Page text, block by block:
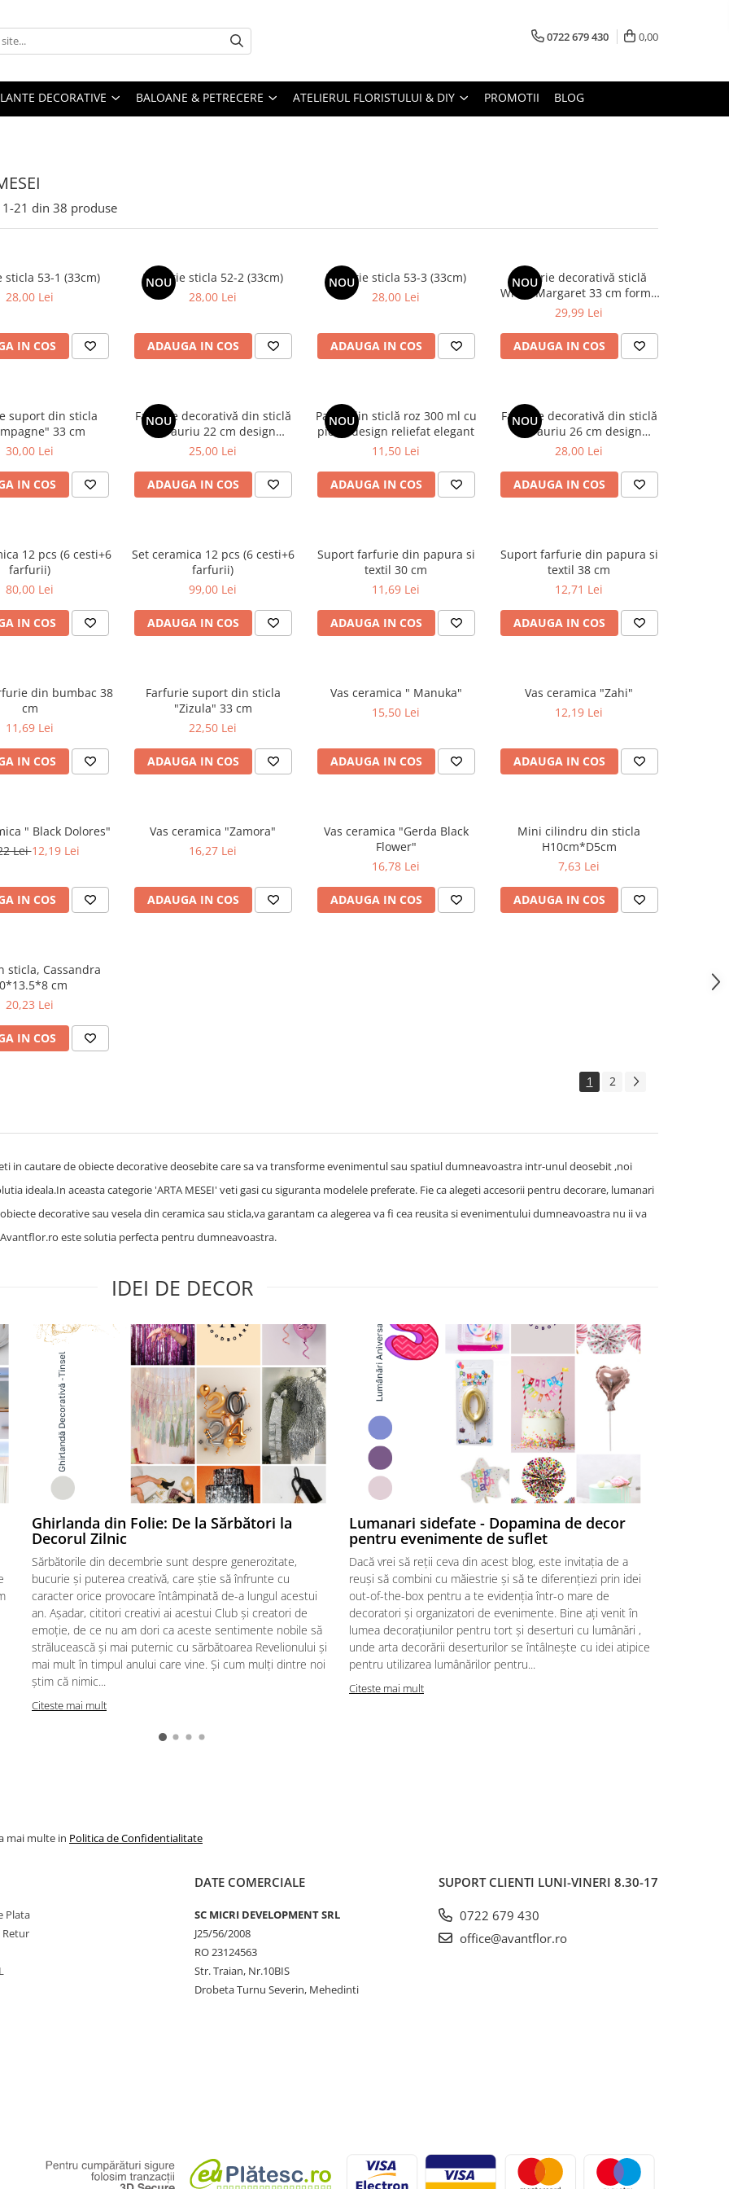
0722 679 430 0,00
DECORATIVE BALOANE & PETRECERE ATELIERUL FLORISTULUI & DIY PROMOTII BLOG
1-21 din 38 produse
sticla 53-1 (33cm)
28,00 Lei
IN COS
NOU
Farfurie sticla 52-2 (33cm)
28,00 Lei
ADAUGA IN COS
NOU
Farfurie sticla 53-3 (33cm)
28,00 Lei
ADAUGA IN COS
NOU
Farfurie decorativă sticlă
White Margaret 33 cm formă
floare
29,99 Lei
ADAUGA IN COS
suport din sticla
33 cm
30,00 Lei
IN COS
NOU
Farfurie decorativă din sticlă
alb auriu 22 cm design
modern
25,00 Lei
ADAUGA IN COS
NOU
Pahar din sticlă roz 300 ml cu
picior design reliefat elegant
11,50 Lei
ADAUGA IN COS
NOU
Farfurie decorativă din sticlă
alb auriu 26 cm design
modern
28,00 Lei
ADAUGA IN COS
12 pcs (6 cesti+6
farfurii)
80,00 Lei
IN COS
Set ceramica 12 pcs (6 cesti+6
farfurii)
99,00 Lei
ADAUGA IN COS
Suport farfurie din papura si
textil 30 cm
11,69 Lei
ADAUGA IN COS
Suport farfurie din papura si
textil 38 cm
12,71 Lei
ADAUGA IN COS
din bumbac 38
cm
11,69 Lei
IN COS
Farfurie suport din sticla
"Zizula" 33 cm
22,50 Lei
ADAUGA IN COS
Vas ceramica " Manuka"
15,50 Lei
ADAUGA IN COS
Vas ceramica "Zahi"
12,19 Lei
ADAUGA IN COS
" Black Dolores"
Lei12,19 Lei
IN COS
Vas ceramica "Zamora"
16,27 Lei
ADAUGA IN COS
Vas ceramica "Gerda Black
Flower"
16,78 Lei
ADAUGA IN COS
Mini cilindru din sticla
H10cm*D5cm
7,63 Lei
ADAUGA IN COS
sticla, Cassandra
cm
20,23 Lei
IN COS
1 2
in cautare de obiecte decorative deosebite care sa va transforme evenimentul sau spatiul dumneavoastra intr-unul deosebit ,noi
ideala.In aceasta categorie 'ARTA MESEI' veti gasi cu siguranta modelele preferate. Fie ca alegeti accesorii pentru decorare, lumanari
decorative sau vesela din ceramica sau sticla,va garantam ca alegerea va fi cea reusita si evenimentului dumneavoastra nu ii va
este solutia perfecta pentru dumneavoastra.
IDEI DE DECOR
Ghirlanda din Folie: De la Sărbători la
Decorul Zilnic
Sărbătorile din decembrie sunt despre generozitate,
bucurie și puterea creativă, care știe să înfrunte cu
caracter orice provocare întâmpinată de-a lungul acestui
an. Așadar, cititori creativi ai acestui Club și creatori de
emoție, de ce nu am dori ca aceste sentimente nobile să
strălucească și mai puternic cu sărbătoarea Revelionului și
mai mult în timpul anului care vine. Și cum mulți dintre noi
știm că nimic...
Citeste mai mult
Lumanari sidefate - Dopamina de decor
pentru evenimente de suflet
Dacă vrei să reții ceva din acest blog, este invitația de a
reuși să combini cu măiestrie și să te diferențiezi prin idei
out-of-the-box pentru a te evidenția într-o mare de
decoratori și organizatori de evenimente. Bine ați venit în
lumea decorațiunilor pentru tort și deserturi cu lumânări ,
unde arta decorării deserturilor se întâlnește cu idei atipice
pentru utilizarea lumânărilor pentru...
Citeste mai mult
mai multe in Politica de Confidentialitate
Plata
Retur
DATE COMERCIALE
SC MICRI DEVELOPMENT SRL
J25/56/2008
RO 23124563
Str. Traian, Nr.10BIS
Drobeta Turnu Severin, Mehedinti
SUPORT CLIENTI LUNI-VINERI 8.30-17
0722 679 430
office@avantflor.ro